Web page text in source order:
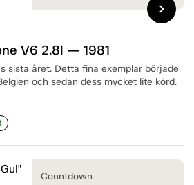
V6 2.8l — 1981
sista året. Detta fina exemplar började
och sedan dess mycket lite körd.
chevron_right
Countdown